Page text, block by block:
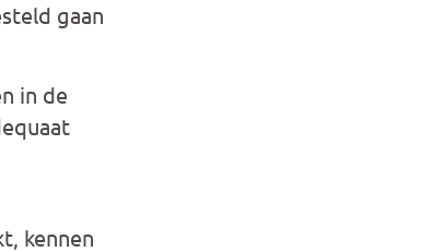
gaan
in de
kennen